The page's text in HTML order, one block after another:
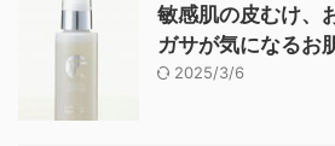
敏感肌の皮むけ、
ガサが気になるお
2025/3/6